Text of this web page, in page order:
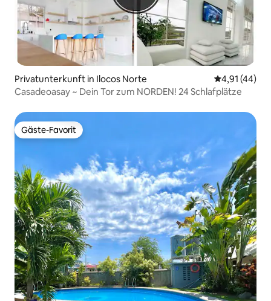
Privatunterkunft in Ilocos Norte
4,91 (44)
Casadeoasay ~ Dein Tor zum NORDEN! 24 Schlafplätze
Gäste-Favorit
Gäste-Favorit